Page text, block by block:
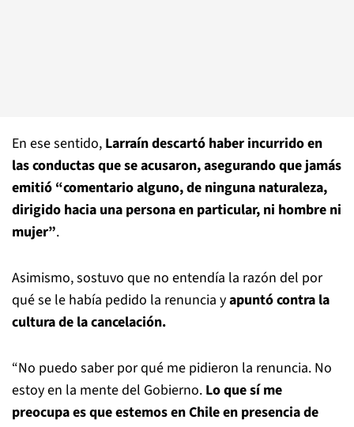
En ese sentido, Larraín descartó haber incurrido en
las conductas que se acusaron, asegurando que jamás
emitió “comentario alguno, de ninguna naturaleza,
dirigido hacia una persona en particular, ni hombre ni
mujer”.
Asimismo, sostuvo que no entendía la razón del por
qué se le había pedido la renuncia yapuntó contra la
cultura de la cancelación.
“No puedo saber por qué me pidieron la renuncia. No
estoy en la mente del Gobierno. Lo que sí me
preocupa es que estemos en Chile en presencia de